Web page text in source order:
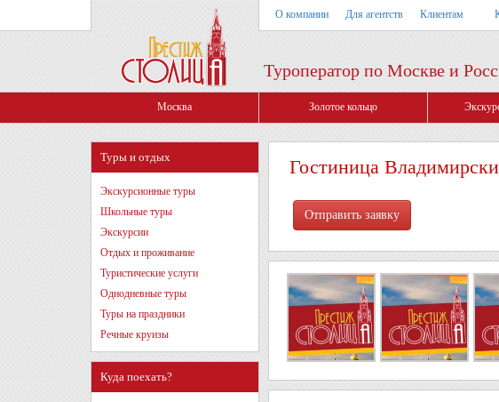
О компании Для агентств Клиентам
Туроператор по Москве и
Москва Золотое кольцо
Туры и отдых
Экскурсионные туры
Школьные туры
Экскурсии
Отдых и проживание
Туристические услуги
Однодневные туры
Туры на праздники
Речные круизы
Куда поехать?
Гостиница